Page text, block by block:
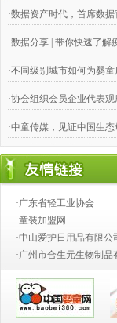
·数据资产时代，首席数
·数据分享 | 带你快速了
·不同级别城市如何为婴童
·协会组织会员企业代表
·中童传媒，见证中国生态
·奶粉钱不好赚，跨国合伙
·婴童店销售，如何攻下九
·创新童装营销模式,高效
·2014婴童行业创新发展论
·从今生宝贝公司转型看
·广东省轻工业协会
·童装加盟网
·中山爱护日用品有限公
·广州市合生元生物制品